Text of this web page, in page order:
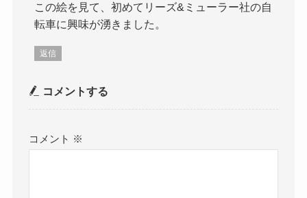
この絵を見て、初めてリーズ&ミューラー社の自
転車に興味が湧きました。
返信
コメントする
コメント ※